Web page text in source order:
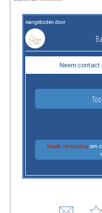
Aangeboden door
Neem contact
Maak verbindingom